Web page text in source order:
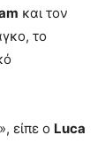
και τον
το
», είπε ο Luca